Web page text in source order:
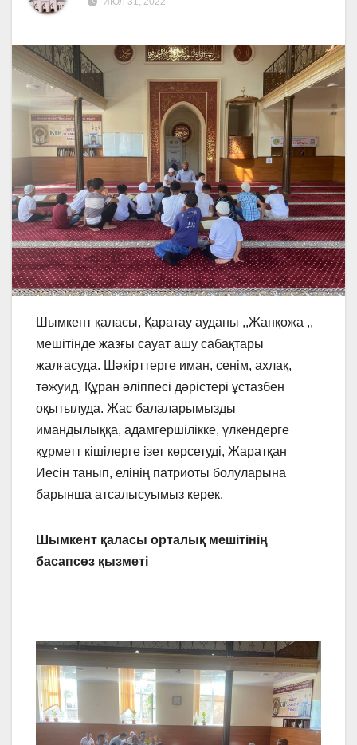
Шымкент қаласы, Қаратау ауданы ,,Жанқожа ,,
мешітінде жазғы сауат ашу сабақтары
жалғасуда. Шәкірттерге иман, сенім, ахлақ,
тәжуид, Құран әліппесі дәрістері ұстазбен
оқытылуда. Жас балаларымызды
имандылыққа, адамгершілікке, үлкендерге
құрметт кішілерге ізет көрсетуді, Жаратқан
Иесін танып, елінің патриоты болуларына
барынша атсалысуымыз керек.
Шымкент қаласы орталық мешітінің
басапсөз қызметі